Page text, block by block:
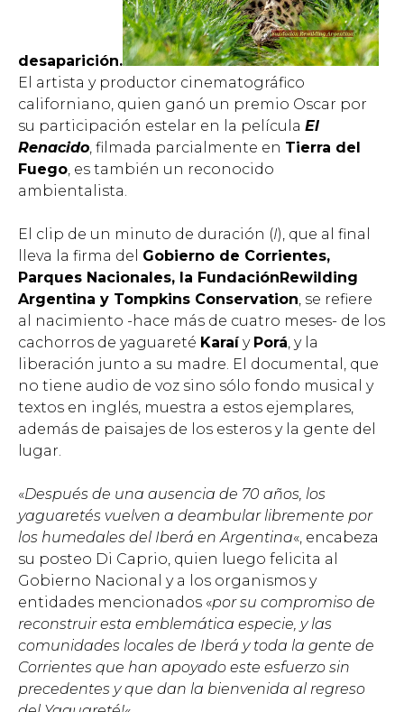
desaparición.
El artista y productor cinematográfico
californiano, quien ganó un premio Oscar por
su participación estelar en la película El
Renacido, filmada parcialmente en Tierra del
Fuego, es también un reconocido
ambientalista.
El clip de un minuto de duración (I), que al final
lleva la firma del Gobierno de Corrientes,
Parques Nacionales, la FundaciónRewilding
Argentina y Tompkins Conservation, se refiere
al nacimiento -hace más de cuatro meses- de los
cachorros de yaguareté Karaíy Porá, y la
liberación junto a su madre. El documental, que
no tiene audio de voz sino sólo fondo musical y
textos en inglés, muestra a estos ejemplares,
además de paisajes de los esteros y la gente del
lugar.
«Después de una ausencia de 70 años, los
yaguaretés vuelven a deambular libremente por
los humedales del Iberá en Argentina«, encabeza
su posteo Di Caprio, quien luego felicita al
Gobierno Nacional y a los organismos y
entidades mencionados «por su compromiso de
reconstruir esta emblemática especie, y las
comunidades locales de Iberá y toda la gente de
Corrientes que han apoyado este esfuerzo sin
precedentes y que dan la bienvenida al regreso